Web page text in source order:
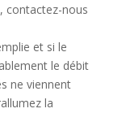
contactez-nous
et si le
le débit
ne viennent
la